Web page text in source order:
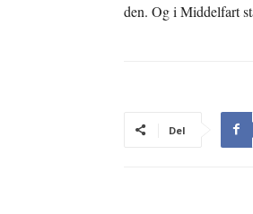
den. Og i Middelfart
Del